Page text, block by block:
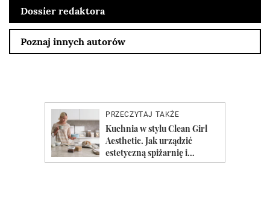
Dossier redaktora
Poznaj innych autorów